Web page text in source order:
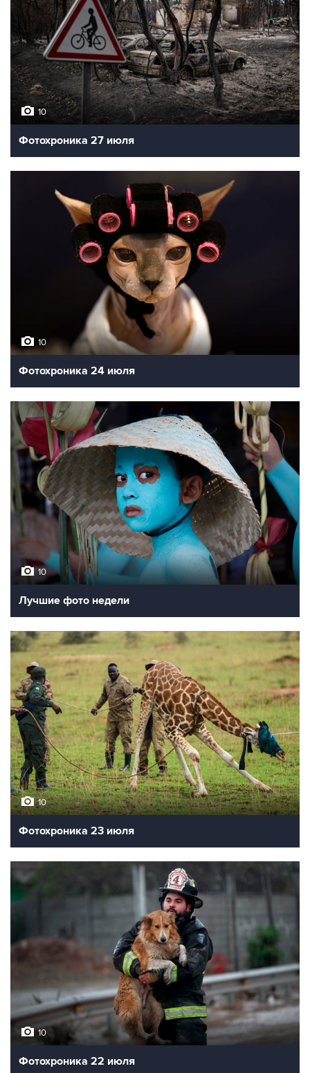
10
Фотохроника 27 июля
10
Фотохроника 24 июля
10
Лучшие фото недели
10
Фотохроника 23 июля
10
Фотохроника 22 июля